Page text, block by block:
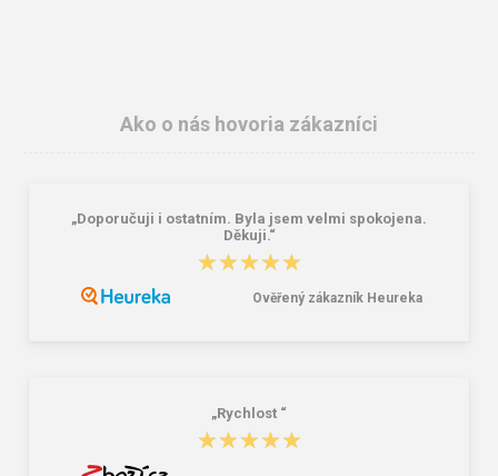
3M E.A.R.Classic zátky PP-01-002 1
ARDON V1011E Ochranné okuliare
Ako o nás hovoria zákazníci
„Doporučuji i ostatním. Byla jsem velmi spokojena.
Děkuji.“
★★★★★
★★★★★
Ověřený zákazník Heureka
„Rychlost “
★★★★★
★★★★★